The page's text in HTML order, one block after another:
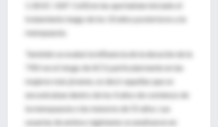
1.18 (IC: 0.87-1.60) en las que habían iniciado el
tratamiento luego de los 10 años posteriores a la
menopausia.
También se evaluó la influencia de la duración de la
TRH en el riesgo de ACV, particularmente en las
mujeres más jóvenes, es decir aquellas que se
encontraban dentro de los 4 años de comienzo de
la menopausia o las menores de 55 años. Las
usuarias de ambos regímenes se analizaron en